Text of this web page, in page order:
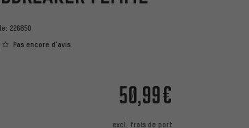
226850
Pas encore d'avis
50,99€
excl. frais de port